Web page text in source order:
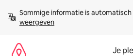
direct
naar
Sommige informatie is
weergeven
Je